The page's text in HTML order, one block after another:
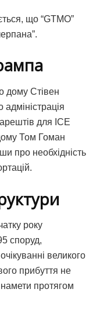
що “GTMO”
дому Стівен
для ICE
Том Гоман
про необхідність
року
споруд,
великого
прибуття не
протягом